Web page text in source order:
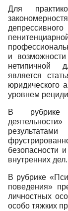
Для
и
нетипичной
является
юридического
уровнем
В рубрике
безопасности
внутренних дел.
В рубрике
поведения»
личностных
особо тяжких